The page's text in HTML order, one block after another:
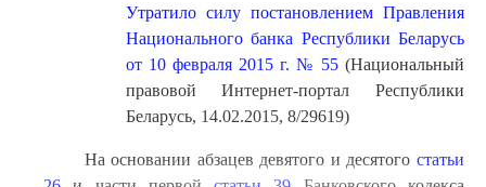
Утратило силу постановлением Правления
Национального банка Республики Беларусь
от 10 февраля 2015 г. № 55(Национальный
правовой Интернет-портал Республики
Беларусь, 14.02.2015, 8/29619)
На основании абзацев девятого и десятого статьи